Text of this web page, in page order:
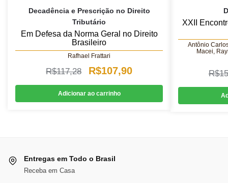
Decadência e Prescrição no Direito
Tributário
Em Defesa da Norma Geral no Direito
Brasileiro
Rafhael Frattari
R$117,28
O
preço
original
R$107,90O
preço
atual
Adicionar ao carrinho
XXII
Antônio
Macei,
R$
Entregas em Todo o Brasil
Receba em Casa